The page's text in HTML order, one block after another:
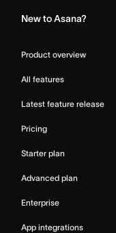
New to Asana?
Product overview
All features
Latest feature release
Pricing
Starter plan
Advanced plan
Enterprise
App integrations